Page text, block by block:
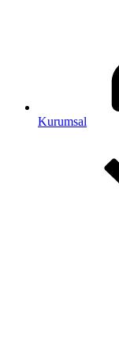
Kurumsal